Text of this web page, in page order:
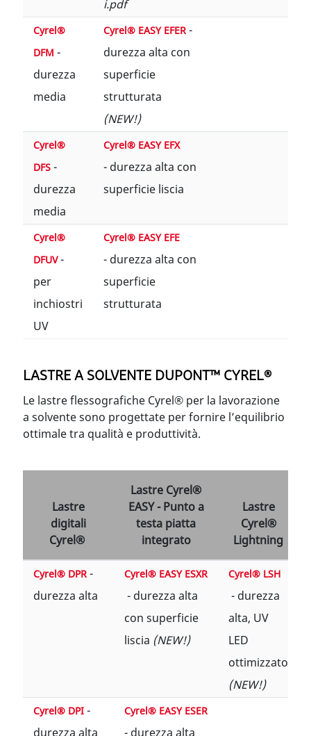
i.pdf
Cyrel®
DFM -
durezza
media
Cyrel® EASY EFER -
durezza alta con
superficie
strutturata
(NEW!)
Cyrel®
DFS -
durezza
media
Cyrel® EASY EFX
- durezza alta con
superficie liscia
Cyrel®
DFUV-
per
inchiostri
UV
Cyrel® EASY EFE
- durezza alta con
superficie
strutturata
LASTRE A SOLVENTE DUPONT™ CYREL®
Le lastre flessografiche Cyrel® per la lavorazione
a solvente sono progettate per fornire l’equilibrio
ottimale tra qualità e produttività.
Lastre
digitali
Cyrel®
Lastre Cyrel®
EASY - Punto a
testa piatta
integrato
Lastre
Cyrel®
Lightning
Cyrel® DPR -
durezza alta
Cyrel® EASY ESXR
- durezza alta
con superficie
liscia (NEW!)
Cyrel® LSH
- durezza
alta, UV
LED
ottimizzato
(NEW!)
Cyrel® DPI -
durezza alta
Cyrel® EASY ESER
- durezza alta